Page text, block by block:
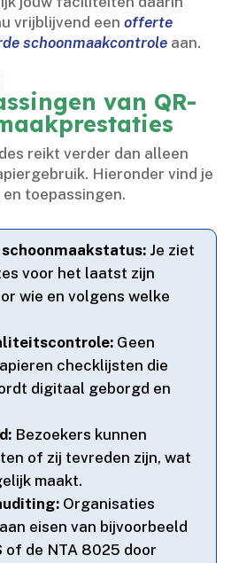
vrijblijvend eenofferte
schoonmaakcontrole aan.​
van QR-
reikt verder dan alleen
Hieronder vind je
toepassingen.​
Je ziet
voor het laatst zijn
wie en volgens welke
Geen
checklijsten die
digitaal geborgd en
Bezoekers kunnen
of zij tevreden zijn, wat
maakt.​
Organisaties
eisen van bijvoorbeeld
of de NTA 8025 door